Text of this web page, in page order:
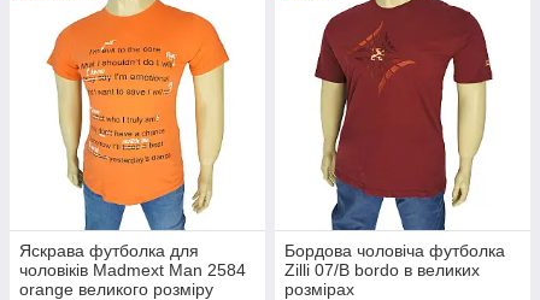
Яскрава футболка для
чоловіків Madmext Man 2584
orange великого розміру
Бордова чоловіча футболка
Zilli 07/В bordo в великих
розмірах